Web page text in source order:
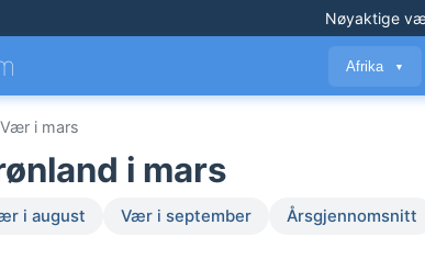
Nøyaktige
Afrika ▼
Vær i mars
i mars
i august Vær i september Årsgjennomsnitt